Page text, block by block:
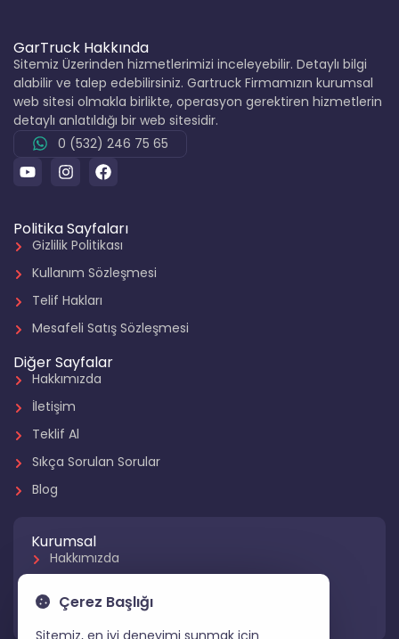
GarTruck Hakkında
Sitemiz Üzerinden hizmetlerimizi inceleyebilir. Detaylı bilgi
alabilir ve talep edebilirsiniz. Gartruck Firmamızın kurumsal
web sitesi olmakla birlikte, operasyon gerektiren hizmetlerin
detaylı anlatıldığı bir web sitesidir.
0 (532) 246 75 65
Politika Sayfaları
Gizlilik Politikası
Kullanım Sözleşmesi
Telif Hakları
Mesafeli Satış Sözleşmesi
Diğer Sayfalar
Hakkımızda
İletişim
Teklif Al
Sıkça Sorulan Sorular
Blog
Kurumsal
Hakkımızda
Hizmetlerimiz
Çerez Başlığı
Sitemiz, en iyi deneyimi sunmak için